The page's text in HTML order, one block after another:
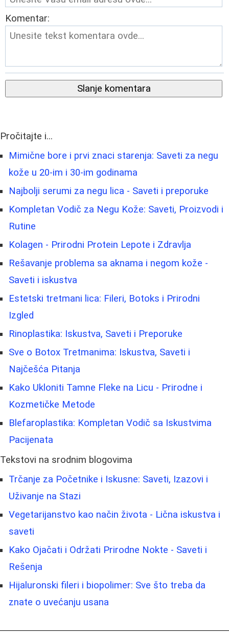
Komentar:
Slanje komentara
Pročitajte i...
Mimične bore i prvi znaci starenja: Saveti za negu
kože u 20-im i 30-im godinama
Najbolji serumi za negu lica - Saveti i preporuke
Kompletan Vodič za Negu Kože: Saveti, Proizvodi i
Rutine
Kolagen - Prirodni Protein Lepote i Zdravlja
Rešavanje problema sa aknama i negom kože -
Saveti i iskustva
Estetski tretmani lica: Fileri, Botoks i Prirodni
Izgled
Rinoplastika: Iskustva, Saveti i Preporuke
Sve o Botox Tretmanima: Iskustva, Saveti i
Najčešća Pitanja
Kako Ukloniti Tamne Fleke na Licu - Prirodne i
Kozmetičke Metode
Blefaroplastika: Kompletan Vodič sa Iskustvima
Pacijenata
Tekstovi na srodnim blogovima
Trčanje za Početnike i Iskusne: Saveti, Izazovi i
Uživanje na Stazi
Vegetarijanstvo kao način života - Lična iskustva i
saveti
Kako Ojačati i Održati Prirodne Nokte - Saveti i
Rešenja
Hijaluronski fileri i biopolimer: Sve što treba da
znate o uvećanju usana